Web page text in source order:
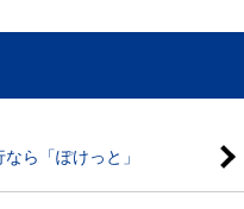
ら「ぽけっと」